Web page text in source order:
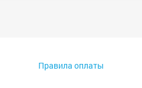
Правила оплаты